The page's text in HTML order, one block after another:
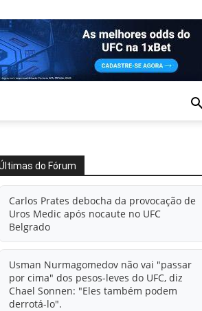
do Fórum
Carlos Prates debocha da provocação de
Uros Medic após nocaute no UFC
Belgrado
Usman Nurmagomedov não vai "passar
por cima" dos pesos-leves do UFC, diz
Chael Sonnen: "Eles também podem
derrotá-lo".